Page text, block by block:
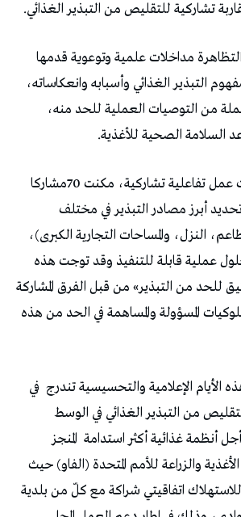
تشاركية للتقليص من التبذير الغذائي.
التظاهرة مداخلات علمية وتوعوية قدمها
التبذير الغذائي وأسبابه وانعكاساته،
من التوصيات العملية للحد منه،
السلامة الصحية للأغذية.
كما تم تنظيم ورشات عمل تفاعلية تشاركية، مكنت 70مشاركا
أبرز مصادر التبذير في مختلف
النزل، والمساحات التجارية الكبرى)،
عملية قابلة للتنفيذ وقد توجت هذه
للحد من التبذير» من قبل الفرق المشاركة
المسؤولة والمساهمة في الحد من هذه
الأيام الإعلامية والتحسيسية تندرج في
من التبذير الغذائي في الوسط
أنظمة غذائية أكثر استدامة المنجز
والزراعة للأمم المتحدة (الفاو) حيث
اتفاقيتي شراكة مع كلّ من بلدية